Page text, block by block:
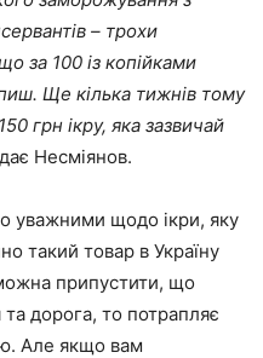
– трохи
за 100 із копійками
Ще кілька тижнів тому
грн ікру, яка зазвичай
Несміянов.
уважними щодо ікри, яку
такий товар в Україну
припустити, що
дорога, то потрапляє
Але якщо вам